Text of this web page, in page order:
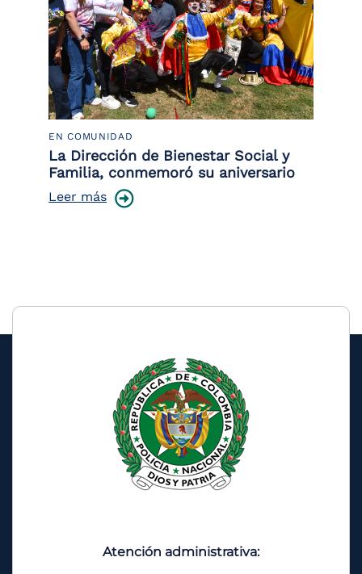
EN COMUNIDAD
La Dirección de Bienestar Social y
Familia, conmemoró su aniversario
Leer más
Atención administrativa: